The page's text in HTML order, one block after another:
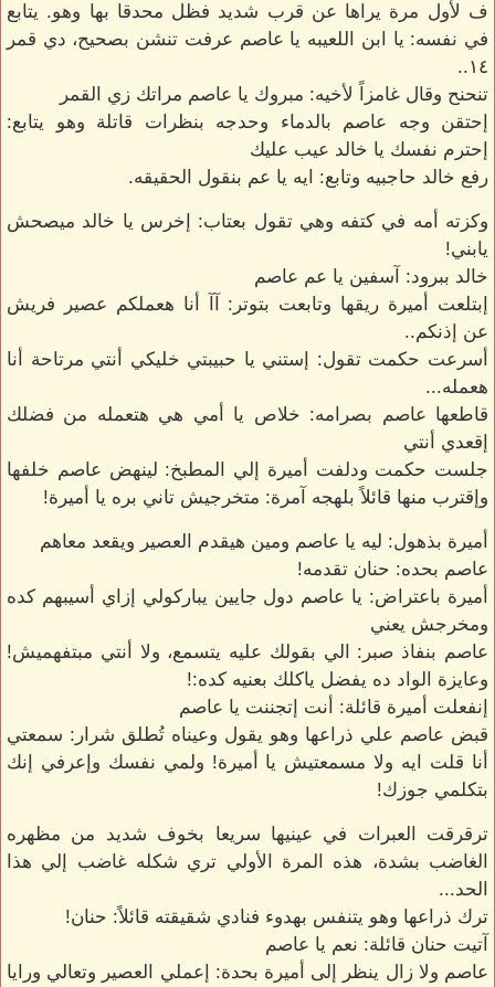
ف لأول مرة يراها عن قرب شديد فظل محدقا بها وهو. يتابع
في نفسه: يا ابن اللعيبه يا عاصم عرفت تنشن بصحيح، دي قمر
١٤..
تنحنح وقال غامزاً لأخيه: مبروك يا عاصم مراتك زي القمر
إحتقن وجه عاصم بالدماء وحدجه بنظرات قاتلة وهو يتابع:
إحترم نفسك يا خالد عيب عليك
رفع خالد حاجبيه وتابع: ايه يا عم بنقول الحقيقه.
وكزته أمه في كتفه وهي تقول بعتاب: إخرس يا خالد ميصحش
يابني!
خالد ببرود: آسفين يا عم عاصم
إبتلعت أميرة ريقها وتابعت بتوتر: آآ أنا هعملكم عصير فريش
عن إذنكم..
أسرعت حكمت تقول: إستني يا حبيبتي خليكي أنتي مرتاحة أنا
هعمله...
قاطعها عاصم بصرامه: خلاص يا أمي هي هتعمله من فضلك
إقعدي أنتي
جلست حكمت ودلفت أميرة إلي المطبخ: لينهض عاصم خلفها
وإقترب منها قائلاً بلهجه آمرة: متخرجيش تاني بره يا أميرة!
أميرة بذهول: ليه يا عاصم ومين هيقدم العصير ويقعد معاهم
عاصم بحده: حنان تقدمه!
أميرة باعتراض: يا عاصم دول جايين يباركولي إزاي أسيبهم كده
ومخرجش يعني
عاصم بنفاذ صبر: الي بقولك عليه يتسمع، ولا أنتي مبتفهميش!
وعايزة الواد ده يفضل ياكلك بعنيه كده:!
إنفعلت أميرة قائلة: أنت إتجننت يا عاصم
قبض عاصم علي ذراعها وهو يقول وعيناه تُطلق شرار: سمعتي
أنا قلت ايه ولا مسمعتيش يا أميرة! ولمي نفسك وإعرفي إنك
بتكلمي جوزك!
ترقرقت العبرات في عينيها سريعا بخوف شديد من مظهره
الغاضب بشدة، هذه المرة الأولي تري شكله غاضب إلي هذا
الحد...
ترك ذراعها وهو يتنفس بهدوء فنادي شقيقته قائلاً: حنان!
آتيت حنان قائلة: نعم يا عاصم
عاصم ولا زال ينظر إلى أميرة بحدة: إعملي العصير وتعالي ورايا